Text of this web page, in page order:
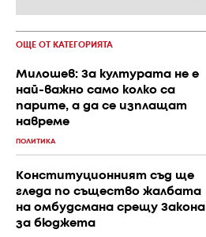
ОЩЕ ОТ КАТЕГОРИЯТА
Милошев: За културата не е
най-важно само колко са
парите, а да се изплащат
навреме
ПОЛИТИКА
Конституционният съд ще
гледа по същество жалбата
на омбудсмана срещу Закона
за бюджета